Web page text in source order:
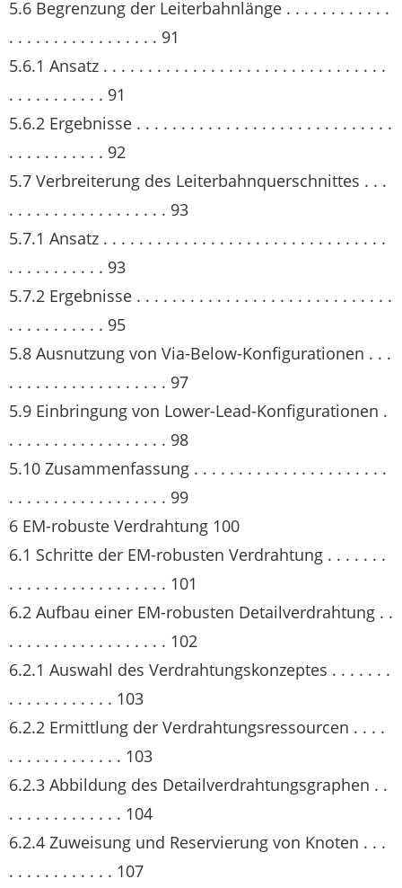
5.6 Begrenzung der Leiterbahnlänge . . . . . . . . . . . .
. . . . . . . . . . . . . . . . . 91
5.6.1 Ansatz . . . . . . . . . . . . . . . . . . . . . . . . . . . . . . . .
. . . . . . . . . . . 91
5.6.2 Ergebnisse . . . . . . . . . . . . . . . . . . . . . . . . . . . . .
. . . . . . . . . . . 92
5.7 Verbreiterung des Leiterbahnquerschnittes . . .
. . . . . . . . . . . . . . . . . . 93
5.7.1 Ansatz . . . . . . . . . . . . . . . . . . . . . . . . . . . . . . . .
. . . . . . . . . . . 93
5.7.2 Ergebnisse . . . . . . . . . . . . . . . . . . . . . . . . . . . . .
. . . . . . . . . . . 95
5.8 Ausnutzung von Via-Below-Konfigurationen . . .
. . . . . . . . . . . . . . . . . . 97
5.9 Einbringung von Lower-Lead-Konfigurationen .
. . . . . . . . . . . . . . . . . . 98
5.10 Zusammenfassung . . . . . . . . . . . . . . . . . . . . . .
. . . . . . . . . . . . . . . . . . 99
6 EM-robuste Verdrahtung 100
6.1 Schritte der EM-robusten Verdrahtung . . . . . . .
. . . . . . . . . . . . . . . . . . 101
6.2 Aufbau einer EM-robusten Detailverdrahtung . .
. . . . . . . . . . . . . . . . . . 102
6.2.1 Auswahl des Verdrahtungskonzeptes . . . . . . .
. . . . . . . . . . . . 103
6.2.2 Ermittlung der Verdrahtungsressourcen . . . .
. . . . . . . . . . . . . 103
6.2.3 Abbildung des Detailverdrahtungsgraphen . .
. . . . . . . . . . . . . 104
6.2.4 Zuweisung und Reservierung von Knoten . . .
. . . . . . . . . . . . 107